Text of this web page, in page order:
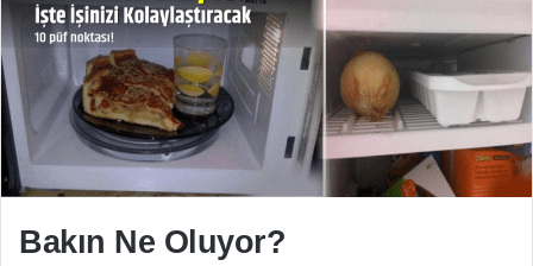
Bakın Ne Oluyor?